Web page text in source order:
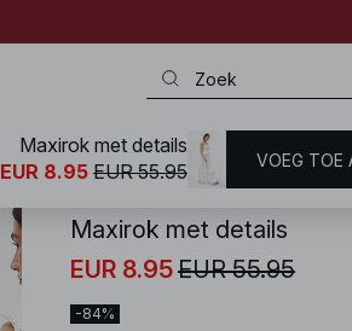
NA-KD / Rokken A-lijn Rokken
Maxirok met details
EUR 8.95EUR 55.95
-84%
Maxirok met details
EUR 8.95 EUR 55.95 VOEG TOE